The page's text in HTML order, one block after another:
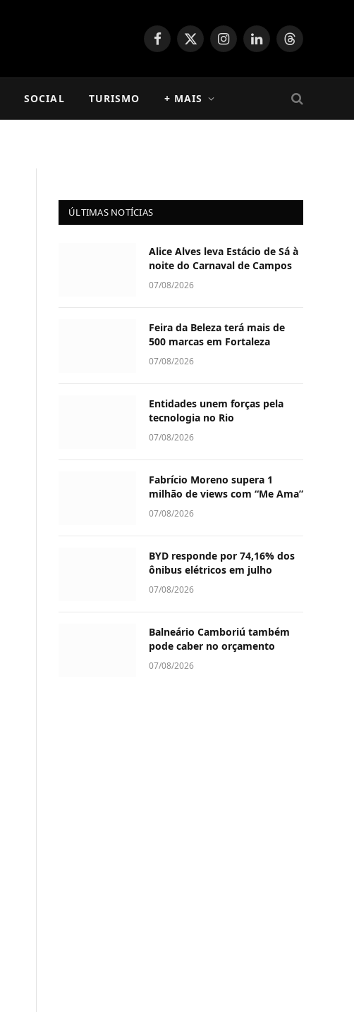
Facebook
X
InstagramLinkedInThreads
SOCIAL TURISMO + MAIS
ÚLTIMAS NOTÍCIAS
Alice Alves leva Estácio de Sá à
noite do Carnaval de Campos
07/08/2026
Feira da Beleza terá mais de
500 marcas em Fortaleza
07/08/2026
Entidades unem forças pela
tecnologia no Rio
07/08/2026
Fabrício Moreno supera 1
milhão de views com “Me Ama”
07/08/2026
BYD responde por 74,16% dos
ônibus elétricos em julho
07/08/2026
Balneário Camboriú também
pode caber no orçamento
07/08/2026